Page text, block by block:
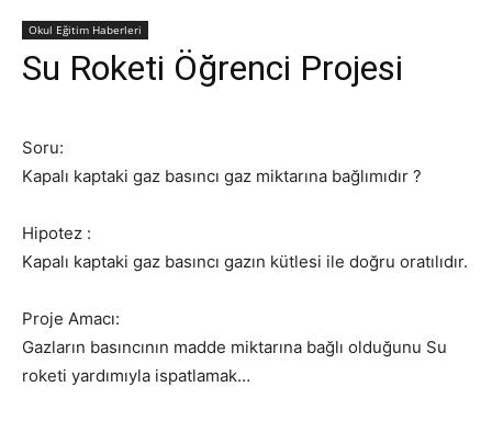
Okul Eğitim Haberleri
Su Roketi Öğrenci Projesi
Soru:
Kapalı kaptaki gaz basıncı gaz miktarına bağlımıdır ?
Hipotez :
Kapalı kaptaki gaz basıncı gazın kütlesi ile doğru oratılıdır.
Proje Amacı:
Gazların basıncının madde miktarına bağlı olduğunu Su
roketi yardımıyla ispatlamak…